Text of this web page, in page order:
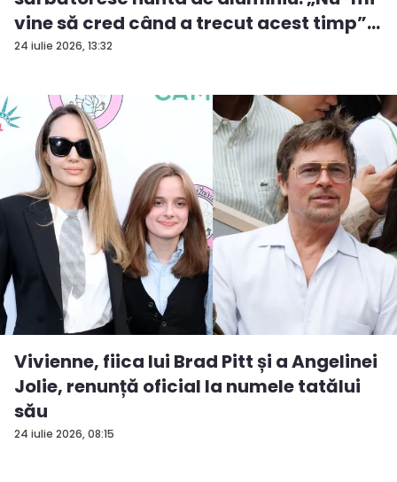
24 iulie 2026, 13:32
vine să cred când a trecut acest timp”
...
24 iulie 2026, 08:15
Vivienne, fiica lui Brad Pitt și a Angelinei
Jolie, renunță oficial la numele tatălui
său